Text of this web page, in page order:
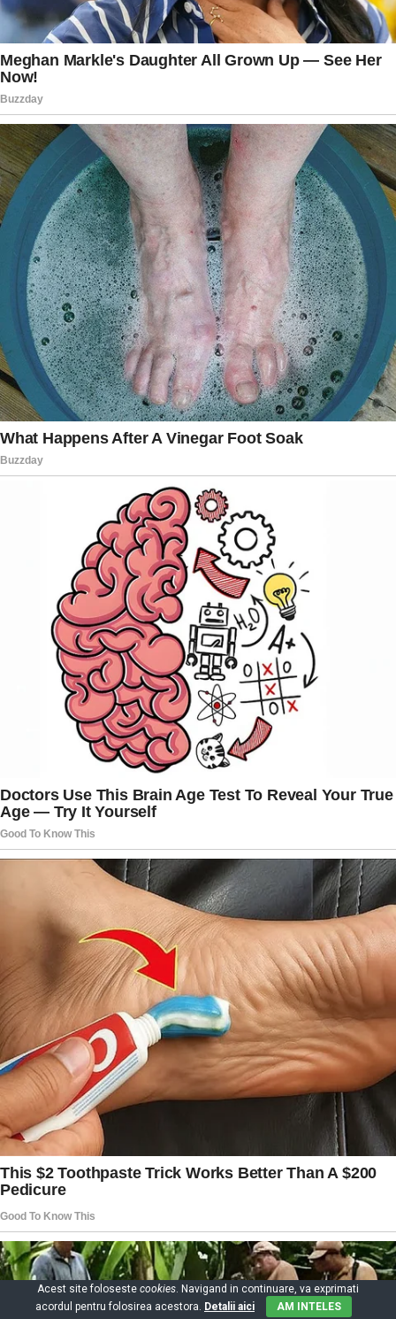
Acest site foloseste cookies. Navigand in continuare, va exprimati
acordul pentru folosirea acestora. Detalii aici AM INTELES